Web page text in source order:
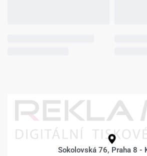
Sokolovská 76, Praha 8 -